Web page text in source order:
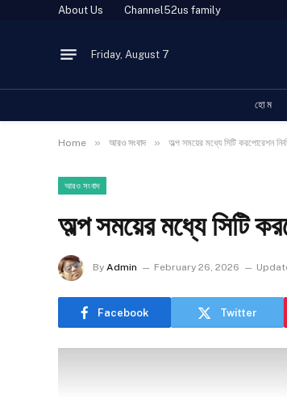
About Us Channel52us family
Friday, August 7
হোম
Home » আরও সংবাদ » অল্প সময়ের মধ্যে সিটি করপোরেশন
আরও সংবাদ
অল্প সময়ের মধ্যে সিটি
By Admin February 26, 2026
Facebook Twitter